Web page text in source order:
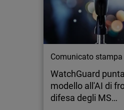
Comunicato stampa
WatchGuard
modello all'AI di
difesa degli MS…